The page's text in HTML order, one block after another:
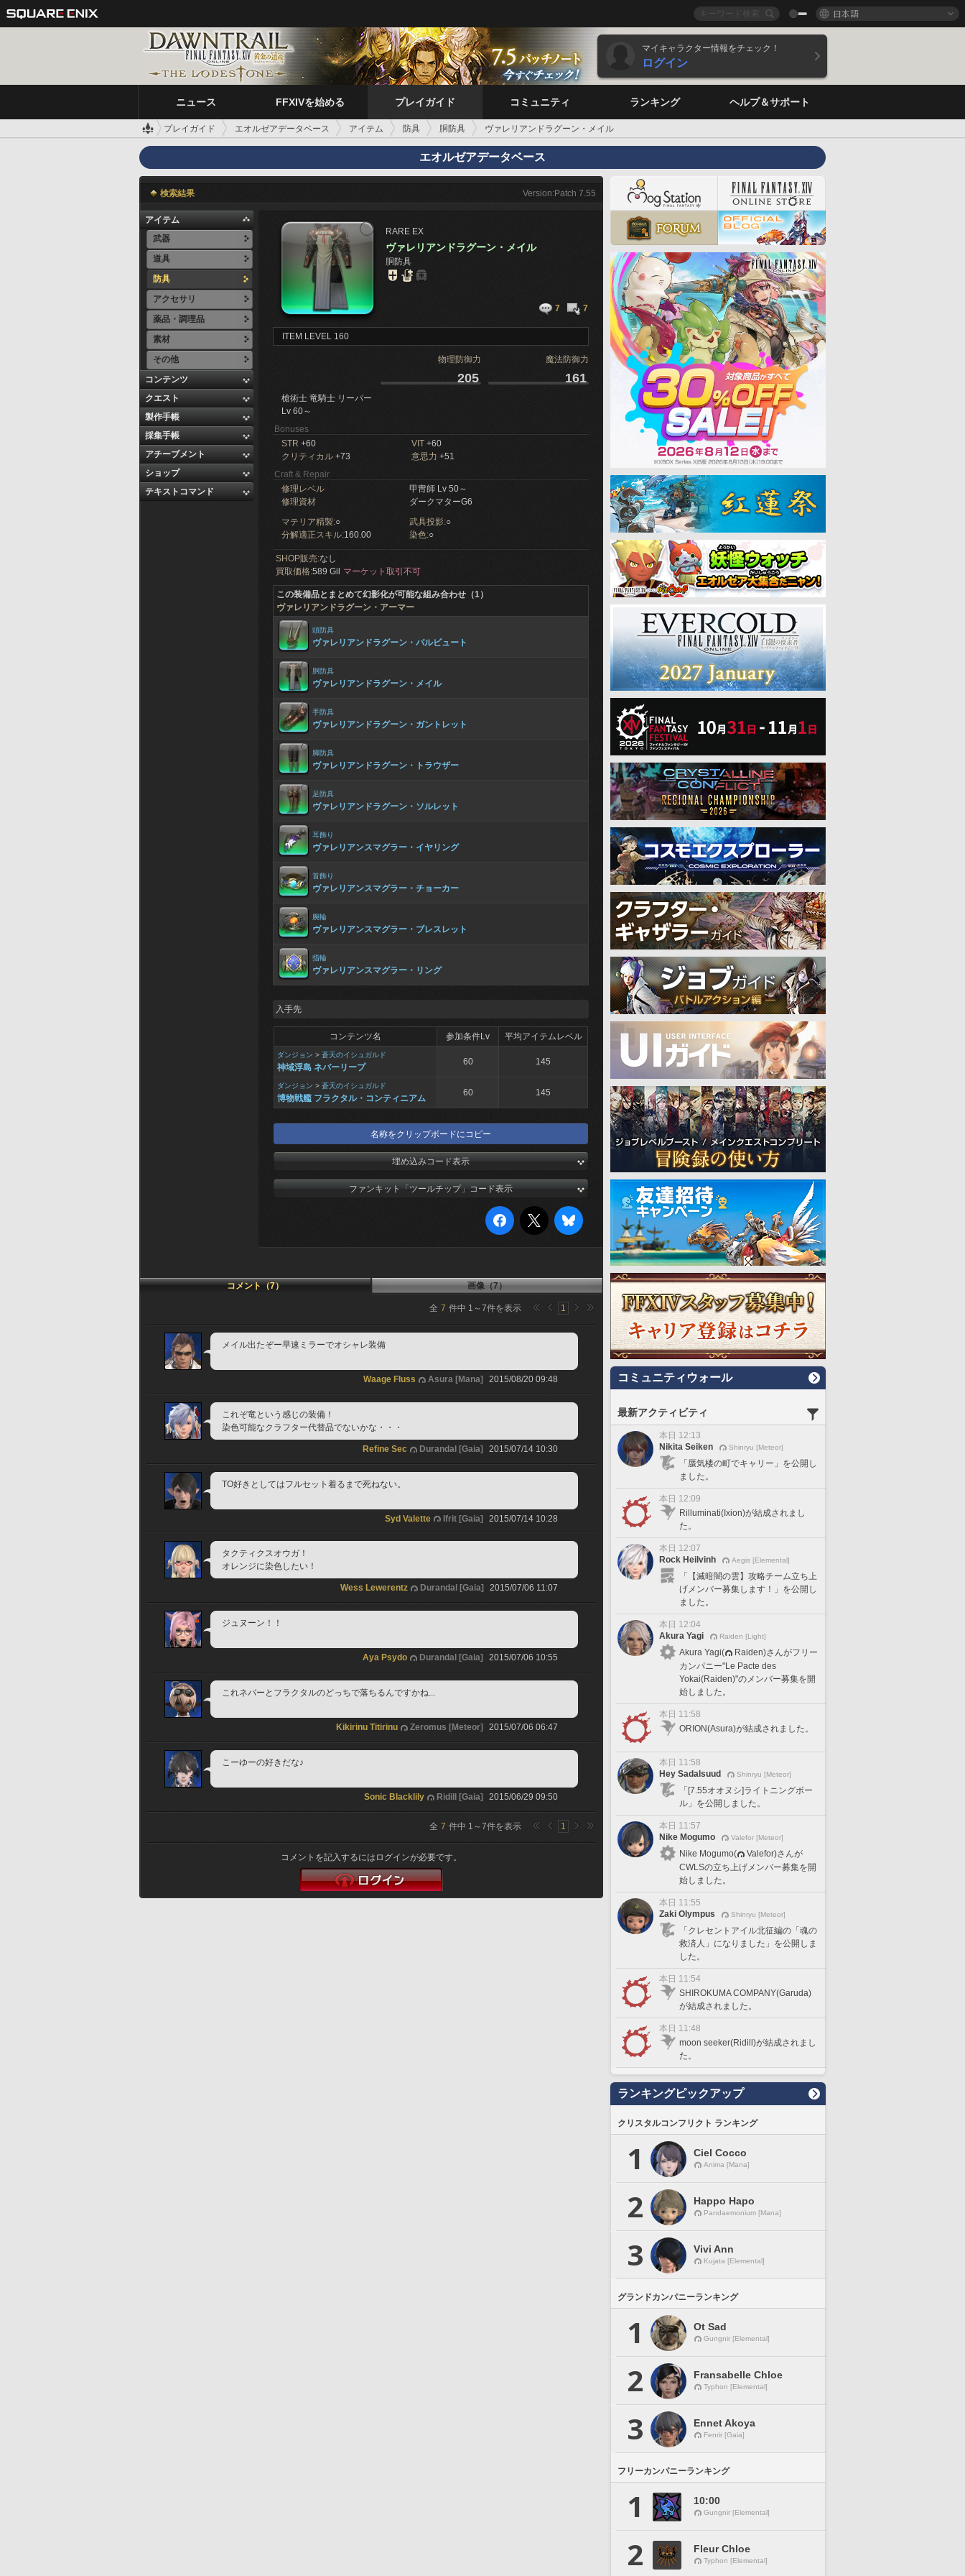
日本語
マイキャラクター情報をチェック！
ログイン
ニュース FFXIVを始める プレイガイド コミュニティ ランキング ヘルプ＆サポート
プレイガイド エオルゼアデータベース アイテム 防具 胴防具 ヴァレリアンドラグーン・メイル
エオルゼアデータベース
検索結果 Version:Patch 7.55
アイテム
武器
道具
防具
アクセサリ
薬品・調理品
素材
その他
コンテンツ
クエスト
製作手帳
採集手帳
アチーブメント
ショップ
テキストコマンド
RARE EX
ヴァレリアンドラグーン・メイル
胴防具
7 7
ITEM LEVEL 160
物理防御力 魔法防御力
205 161
槍術士 竜騎士 リーパー
Lv 60～
Bonuses
STR +60 VIT +60
クリティカル +73 意思力 +51
Craft & Repair
修理レベル
甲冑師 Lv 50～
修理資材
ダークマターG6
マテリア精製:○ 武具投影:○
分解適正スキル:160.00 染色:○
SHOP販売:なし
買取価格:589 Gil マーケット取引不可
この装備品とまとめて幻影化が可能な組み合わせ（1）
ヴァレリアンドラグーン・アーマー
頭防具
ヴァレリアンドラグーン・バルビュート
胴防具
ヴァレリアンドラグーン・メイル
手防具
ヴァレリアンドラグーン・ガントレット
脚防具
ヴァレリアンドラグーン・トラウザー
足防具
ヴァレリアンドラグーン・ソルレット
耳飾り
ヴァレリアンスマグラー・イヤリング
首飾り
ヴァレリアンスマグラー・チョーカー
腕輪
ヴァレリアンスマグラー・ブレスレット
指輪
ヴァレリアンスマグラー・リング
入手先
コンテンツ名 参加条件Lv 平均アイテムレベル
ダンジョン > 蒼天のイシュガルド
神域浮島 ネバーリープ
60 145
ダンジョン > 蒼天のイシュガルド
博物戦艦 フラクタル・コンティニアム
60 145
名称をクリップボードにコピー
埋め込みコード表示
ファンキット「ツールチップ」コード表示
コメント（7） 画像（7）
全 7 件中 1 ～7件を表示 1
メイル出たぞー早速ミラーでオシャレ装備
Waage Fluss Asura [Mana] 2015/08/20 09:48
これぞ竜という感じの装備！
染色可能なクラフター代替品でないかな・・・
Refine Sec Durandal [Gaia] 2015/07/14 10:30
TO好きとしてはフルセット着るまで死ねない。
Syd Valette Ifrit [Gaia] 2015/07/14 10:28
タクティクスオウガ！
オレンジに染色したい！
Wess Lewerentz Durandal [Gaia] 2015/07/06 11:07
ジュヌーン！！
Aya Psydo Durandal [Gaia] 2015/07/06 10:55
これネバーとフラクタルのどっちで落ちるんですかね...
Kikirinu Titirinu Zeromus [Meteor] 2015/07/06 06:47
こーゆーの好きだな♪
Sonic Blacklily Ridill [Gaia] 2015/06/29 09:50
全 7 件中 1 ～7件を表示 1
コメントを記入するにはログインが必要です。
コミュニティウォール
最新アクティビティ
本日 12:13
Nikita Seiken
Shinryu [Meteor]
「蜃気楼の町でキャリー」を公開し
ました。
本日 12:09
Rilluminati(Ixion)が結成されまし
た。
本日 12:07
Rock Heilvinh
Aegis [Elemental]
「【滅暗闇の雲】攻略チーム立ち上
げメンバー募集します！」を公開し
ました。
本日 12:04
Akura Yagi
Raiden [Light]
Akura Yagi(
Raiden)さんがフリー
カンパニー"Le Pacte des
Yokai(Raiden)"のメンバー募集を開
始しました。
本日 11:58
ORION(Asura)が結成されました。
本日 11:58
Hey Sadalsuud
Shinryu [Meteor]
「[7.55オオヌシ]ライトニングボー
ル」を公開しました。
本日 11:57
Nike Mogumo
Valefor [Meteor]
Nike Mogumo(
Valefor)さんが
CWLSの立ち上げメンバー募集を開
始しました。
本日 11:55
Zaki Olympus
Shinryu [Meteor]
「クレセントアイル北征編の「魂の
救済人」になりました」を公開しま
した。
本日 11:54
SHIROKUMA COMPANY(Garuda)
が結成されました。
本日 11:48
moon seeker(Ridill)が結成されまし
た。
ランキングピックアップ
クリスタルコンフリクト ランキング
1 Ciel Cocco
Anima [Mana]
2 Happo Hapo
Pandaemonium [Mana]
3 Vivi Ann
Kujata [Elemental]
グランドカンパニーランキング
1 Ot Sad
Gungnir [Elemental]
2 Fransabelle Chloe
Typhon [Elemental]
3 Ennet Akoya
Fenrir [Gaia]
フリーカンパニーランキング
1 10:00
Gungnir [Elemental]
2 Fleur Chloe
Typhon [Elemental]